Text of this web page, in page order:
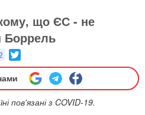
що ЄС - не
Боррель
пов'язані з COVID-19.